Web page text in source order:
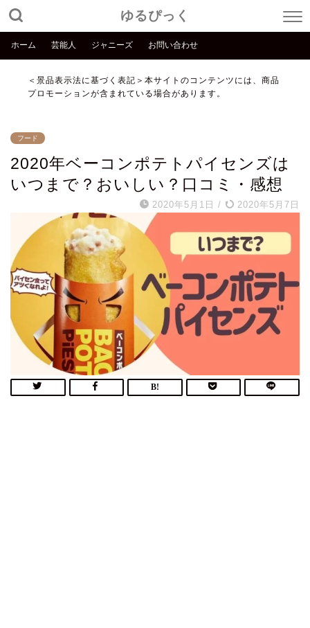
ゆるぴっく
ホーム 芸能人 ジャニーズ お問い合わせ
＜景品表示法に基づく表記＞本サイトのコンテンツには、商品
プロモーションが含まれている場合があります。
フード
2020年ベーコンポテトパイセンズは
いつまで？おいしい？口コミ・感想
2020年5月1日 / 2020年5月7日